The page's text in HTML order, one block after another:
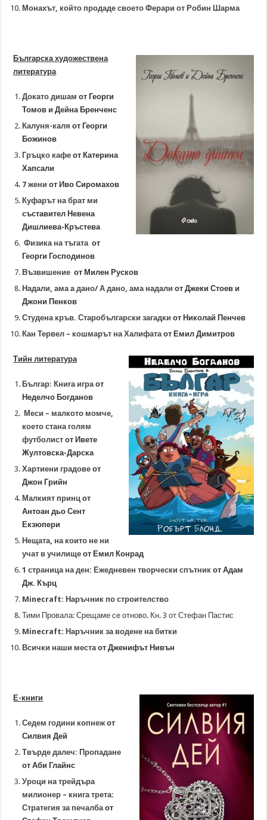
Монахът, който продаде своето Ферари от Робин Шарма
Българска художествена
литература
Докато дишам от Георги
Томов и Дейна Бренченс
Калуня-каля от Георги
Божинов
Гръцко кафе от Катерина
Хапсали
7 жениот Иво Сиромахов
Куфарът на брат ми
съставител Невена
Дишлиева-Кръстева
Физика на тъгата от
Георги Господинов
Възвишение от Милен Русков
Надали, ама а дано/ А дано, ама надали от Джеки Стоев и
Джони Пенков
Студена кръв. Старобългарски загадки от Николай Пенчев
Кан Тервел – кошмарът на Халифата от Емил Димитров
Тийн литература
Българ: Книга играот
Неделчо Богданов
Меси – малкото момче,
което стана голям
футболист от Ивете
Жултовска-Дарска
Хартиени градовеот
Джон Грийн
Малкият принцот
Антоан дьо Сент
Екзюпери
Нещата, на които не ни
учат в училище от Емил Конрад
1 страница на ден: Ежедневен творчески спътник от Адам
Дж. Кърц
Minecraft: Наръчник по строителство
Тими Провала: Срещаме се отново. Кн. 3 от Стефан Пастис
Minecraft: Наръчник за водене на битки
Всички наши местаот Дженифът Нивън
Е-книги
Седем години копнеж от
Силвия Дей
Твърде далеч: Пропадане
от Аби Глайнс
Уроци на трейдъра
милионер – книга трета:
Стратегия за печалбаот